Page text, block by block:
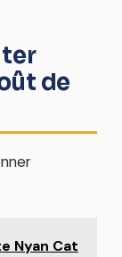
de
Nyan Cat